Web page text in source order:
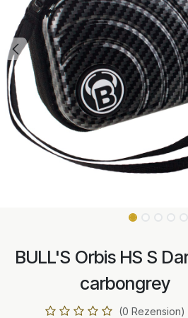
BULL'S Orbis HS S
carbongrey
(0 Rezension)